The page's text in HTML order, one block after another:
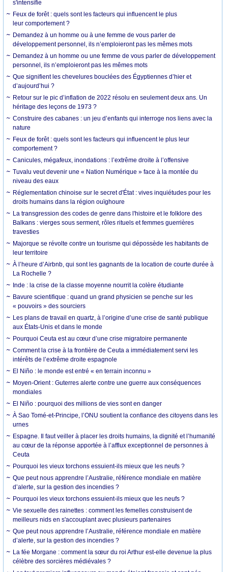
s'intensifie
Feux de forêt : quels sont les facteurs qui influencent le plus
leur comportement ?
Demandez à un homme ou à une femme de vous parler de
développement personnel, ils n’emploieront pas les mêmes mots
Demandez à un homme ou une femme de vous parler de développement
personnel, ils n’emploieront pas les mêmes mots
Que signifient les chevelures bouclées des Égyptiennes d’hier et
d’aujourd’hui ?
Retour sur le pic d’inflation de 2022 résolu en seulement deux ans. Un
héritage des leçons de 1973 ?
Construire des cabanes : un jeu d’enfants qui interroge nos liens avec la
nature
Feux de forêt : quels sont les facteurs qui influencent le plus leur
comportement ?
Canicules, mégafeux, inondations : l’extrême droite à l’offensive
Tuvalu veut devenir une « Nation Numérique » face à la montée du
niveau des eaux
Réglementation chinoise sur le secret d'État : vives inquiétudes pour les
droits humains dans la région ouïghoure
La transgression des codes de genre dans l'histoire et le folklore des
Balkans : vierges sous serment, rôles rituels et femmes guerrières
travesties
Majorque se révolte contre un tourisme qui dépossède les habitants de
leur territoire
À l’heure d’Airbnb, qui sont les gagnants de la location de courte durée à
La Rochelle ?
Inde : la crise de la classe moyenne nourrit la colère étudiante
Bavure scientifique : quand un grand physicien se penche sur les
« pouvoirs » des sourciers
Les plans de travail en quartz, à l’origine d’une crise de santé publique
aux États-Unis et dans le monde
Pourquoi Ceuta est au cœur d’une crise migratoire permanente
Comment la crise à la frontière de Ceuta a immédiatement servi les
intérêts de l’extrême droite espagnole
El Niño : le monde est entré « en terrain inconnu »
Moyen-Orient : Guterres alerte contre une guerre aux conséquences
mondiales
El Niño : pourquoi des millions de vies sont en danger
À Sao Tomé-et-Principe, l’ONU soutient la confiance des citoyens dans les
urnes
Espagne. Il faut veiller à placer les droits humains, la dignité et l’humanité
au cœur de la réponse apportée à l’afflux exceptionnel de personnes à
Ceuta
Pourquoi les vieux torchons essuient-ils mieux que les neufs ?
Que peut nous apprendre l’Australie, référence mondiale en matière
d’alerte, sur la gestion des incendies ?
Pourquoi les vieux torchons essuient-ils mieux que les neufs ?
Vie sexuelle des rainettes : comment les femelles construisent de
meilleurs nids en s'accouplant avec plusieurs partenaires
Que peut nous apprendre l’Australie, référence mondiale en matière
d’alerte, sur la gestion des incendies ?
La fée Morgane : comment la sœur du roi Arthur est-elle devenue la plus
célèbre des sorcières médiévales ?